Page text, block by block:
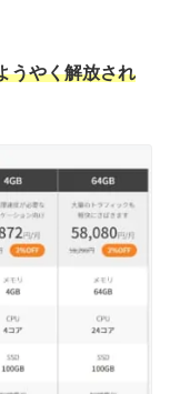
うやく解放され